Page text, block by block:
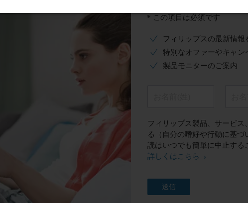
* この項目は必須です
フィリップスの最新情
特別なオファーやキャン
製品モニターのご案内
フィリップス製品、サービ
る（自分の嗜好や行動に基
読はいつでも簡単に中止する
詳しくはこちら